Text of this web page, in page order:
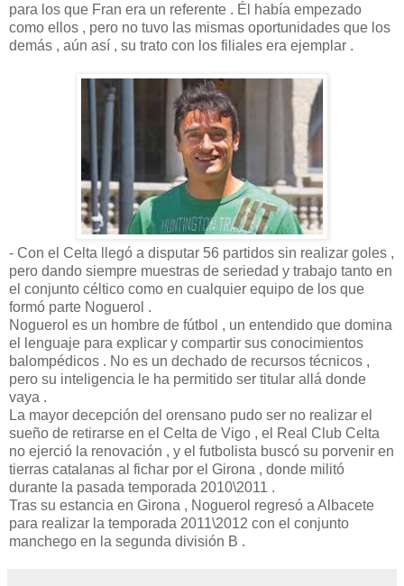
para los que Fran era un referente . Él había empezado
como ellos , pero no tuvo las mismas oportunidades que los
demás , aún así , su trato con los filiales era ejemplar .
- Con el Celta llegó a disputar 56 partidos sin realizar goles ,
pero dando siempre muestras de seriedad y trabajo tanto en
el conjunto céltico como en cualquier equipo de los que
formó parte Noguerol .
Noguerol es un hombre de fútbol , un entendido que domina
el lenguaje para explicar y compartir sus conocimientos
balompédicos . No es un dechado de recursos técnicos ,
pero su inteligencia le ha permitido ser titular allá donde
vaya .
La mayor decepción del orensano pudo ser no realizar el
sueño de retirarse en el Celta de Vigo , el Real Club Celta
no ejerció la renovación , y el futbolista buscó su porvenir en
tierras catalanas al fichar por el Girona , donde militó
durante la pasada temporada 2010\2011 .
Tras su estancia en Girona , Noguerol regresó a Albacete
para realizar la temporada 2011\2012 con el conjunto
manchego en la segunda división B .